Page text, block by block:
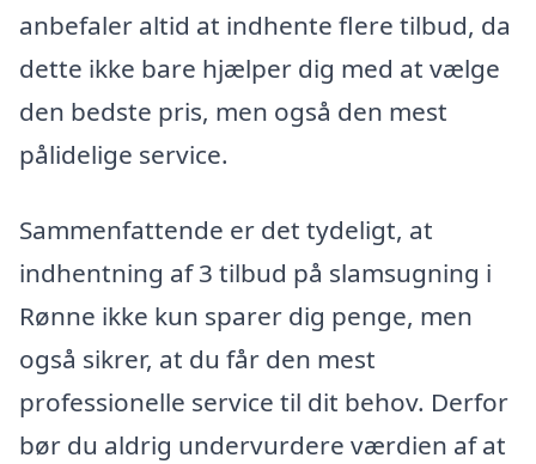
anbefaler altid at indhente flere tilbud, da
dette ikke bare hjælper dig med at vælge
den bedste pris, men også den mest
pålidelige service.
Sammenfattende er det tydeligt, at
indhentning af 3 tilbud på slamsugning i
Rønne ikke kun sparer dig penge, men
også sikrer, at du får den mest
professionelle service til dit behov. Derfor
bør du aldrig undervurdere værdien af at